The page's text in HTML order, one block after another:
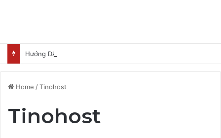
Hướng Dẫn Nhận Lovable Pro 3 Tháng Miễn Phí
Home /Tinohost
Tinohost